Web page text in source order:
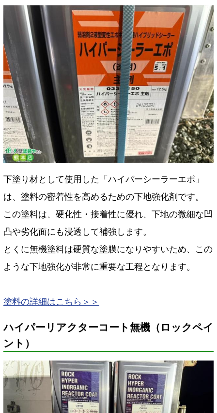
下塗り材として使用した「ハイパーシーラーエポ」
は、塗料の密着性を高めるための下地強化剤です。
この塗料は、硬化性・接着性に優れ、下地の微細な凹
凸や劣化面にも浸透して補強します。
とくに無機塗料は硬質な塗膜になりやすいため、この
ような下地強化が非常に重要な工程となります。
塗料の詳細はこちら＞＞
ハイパーリアクターコート無機（ロックペイ
ント）